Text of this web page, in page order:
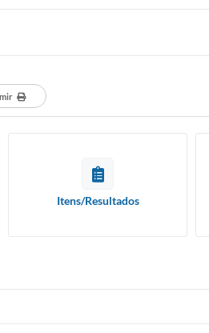
Itens/Resultados